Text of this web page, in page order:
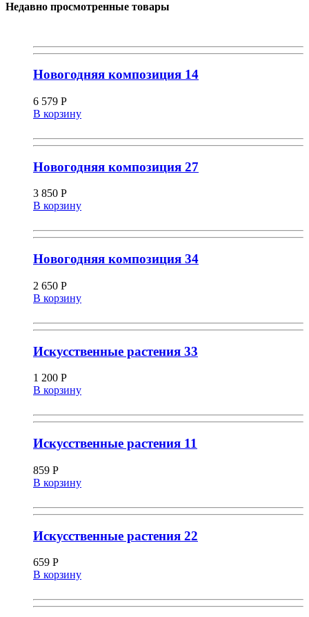
Недавно просмотренные товары
Новогодняя композиция 14
6 579 Р
В корзину
Новогодняя композиция 27
3 850 Р
В корзину
Новогодняя композиция 34
2 650 Р
В корзину
Искусственные растения 33
1 200 Р
В корзину
Искусственные растения 11
859 Р
В корзину
Искусственные растения 22
659 Р
В корзину